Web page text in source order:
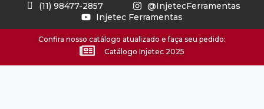
(11) 98477-2857
@InjetecFerramentas
Injetec Ferramentas
Confira nosso catálogo atualizado e faça seu pedido:
Catálogo Injetec 2025